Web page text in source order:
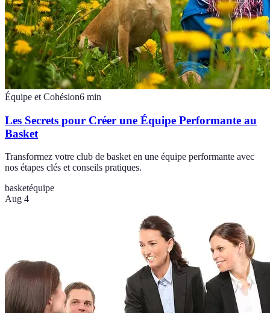
Équipe et Cohésion6 min
Les Secrets pour Créer une Équipe Performante au
Basket
Transformez votre club de basket en une équipe performante avec
nos étapes clés et conseils pratiques.
basketéquipe
Aug 4